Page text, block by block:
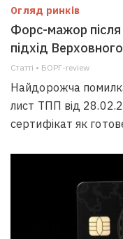
Огляд ринків
Форс-мажор після
підхід
Статті • БОРГ-review
Найдорожча
лист ТПП від
сертифікат як